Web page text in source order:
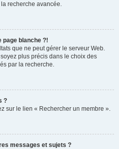
recherche avancée.
page blanche ?!
que ne peut gérer le serveur Web.
plus précis dans le choix des
par la recherche.
?
sur le lien « Rechercher un membre ».
messages et sujets ?